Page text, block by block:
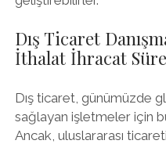
Dış Ticaret
İthalat İhracat
Dış ticaret, günümüzde
sağlayan işletmeler için
Ancak, uluslararası